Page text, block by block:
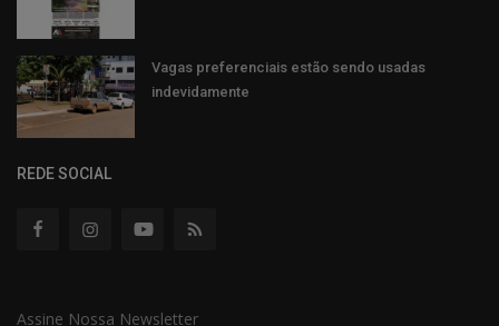
Vagas preferenciais estão sendo usadas
indevidamente
REDE SOCIAL
Assine Nossa Newsletter